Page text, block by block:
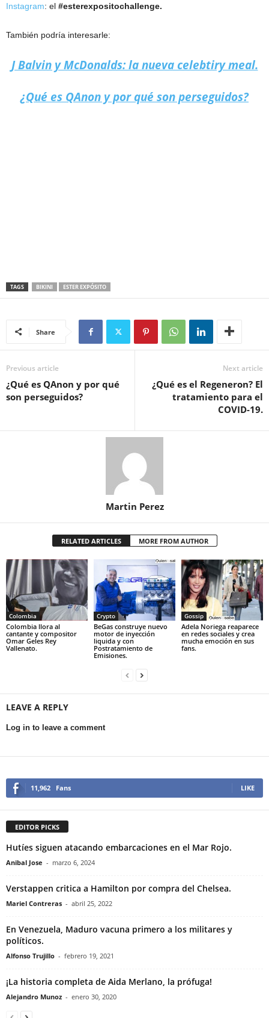
Instagram: el #esterexpositochallenge.
También podría interesarle:
J Balvin y McDonalds: la nueva celebtiry meal.
¿Qué es QAnon y por qué son perseguidos?
TAGS BIKINI ESTER EXPÓSITO
Share
Previous article
¿Qué es QAnon y por qué
son perseguidos?
Next article
¿Qué es el Regeneron? El
tratamiento para el
COVID-19.
Martin Perez
RELATED ARTICLES MORE FROM AUTHOR
Colombia
Colombia llora al
cantante y compositor
Omar Geles Rey
Vallenato.
Crypto
BeGas construye nuevo
motor de inyección
liquida y con
Postratamiento de
Emisiones.
Gossip
Adela Noriega reaparece
en redes sociales y crea
mucha emoción en sus
fans.
LEAVE A REPLY
Log in to leave a comment
11,962 Fans LIKE
EDITOR PICKS
Hutíes siguen atacando embarcaciones en el Mar Rojo.
Anibal Jose - marzo 6, 2024
Verstappen critica a Hamilton por compra del Chelsea.
Mariel Contreras - abril 25, 2022
En Venezuela, Maduro vacuna primero a los militares y
políticos.
Alfonso Trujillo - febrero 19, 2021
¡La historia completa de Aida Merlano, la prófuga!
Alejandro Munoz - enero 30, 2020